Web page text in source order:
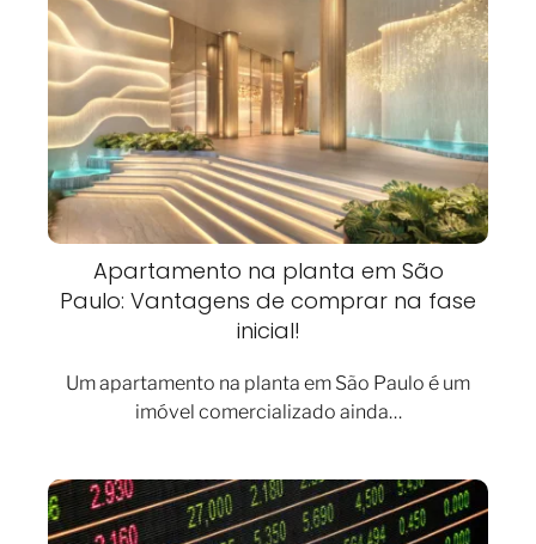
Apartamento na planta em São
Paulo: Vantagens de comprar na fase
inicial!
Um apartamento na planta em São Paulo é um
imóvel comercializado ainda…